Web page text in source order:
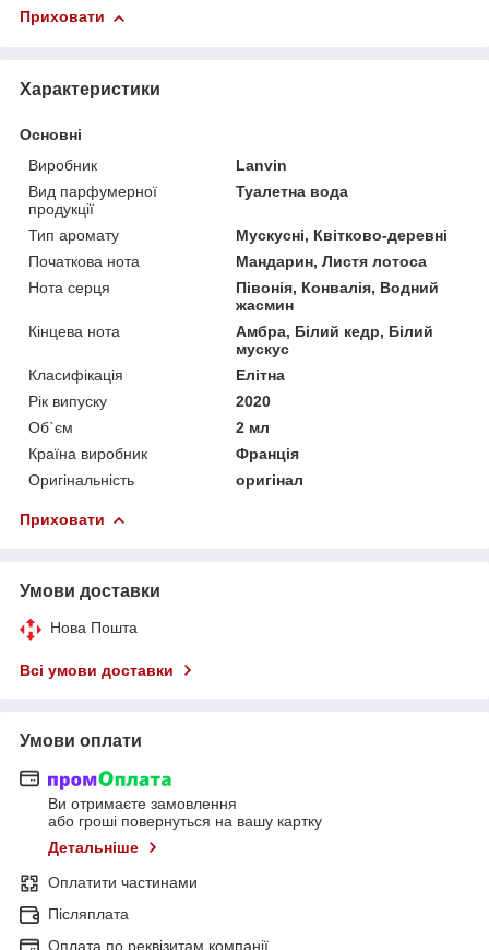
Приховати
Характеристики
Основні
Виробник
Lanvin
Вид парфумерної
продукції
Туалетна вода
Тип аромату
Мускусні, Квітково-деревні
Початкова нота
Мандарин, Листя лотоса
Нота серця
Півонія, Конвалія, Водний
жасмин
Кінцева нота
Амбра, Білий кедр, Білий
мускус
Класифікація
Елітна
Рік випуску
2020
Об`єм
2 мл
Країна виробник
Франція
Оригінальність
оригінал
Приховати
Умови доставки
Нова Пошта
Всі умови доставки
Умови оплати
Ви отримаєте замовлення
або гроші повернуться на вашу картку
Детальніше
Оплатити частинами
Післяплата
Оплата по реквізитам компанії